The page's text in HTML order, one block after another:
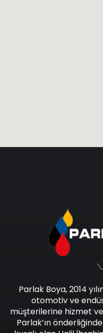
Parlak Boya, 2014
otomotiv ve
müşterilerine hizmet
Parlak’ın